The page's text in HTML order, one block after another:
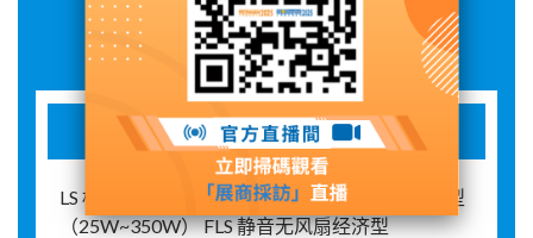
展品詳情
机壳型开关电源
LS 标准经济型（20W~1000W） NLS 标准经济型
（25W~350W） FLS 静音无风扇经济型